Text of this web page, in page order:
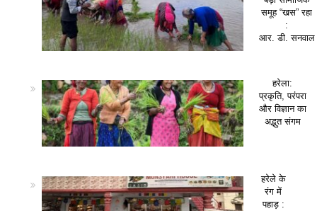
समूह “खस” रहा
:
आर. डी. सनवाल
हरेला:
प्रकृति, परंपरा
और विज्ञान का
अद्भुत संगम
हरेले के
रंग में
पहाड़ :